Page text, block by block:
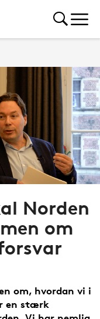
Norden
om
om, hvordan vi i
en stærk